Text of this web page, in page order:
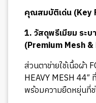
คุณสมบัติเด่น (Key
1. วัสดุพรีเมียม ระ
(Premium Mesh
ส่วนตาข่ายใช้เนื้อผ้า
HEAVY MESH 44″
พร้อมความยืดหยุ่นที่